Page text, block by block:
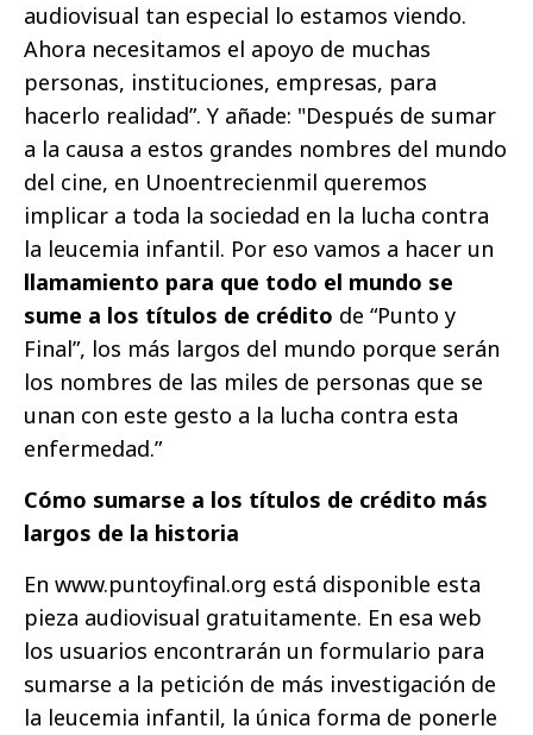
audiovisual tan especial lo estamos viendo.
Ahora necesitamos el apoyo de muchas
personas, instituciones, empresas, para
hacerlo realidad”. Y añade: "Después de sumar
a la causa a estos grandes nombres del mundo
del cine, en Unoentrecienmil queremos
implicar a toda la sociedad en la lucha contra
la leucemia infantil. Por eso vamos a hacer un
llamamiento para que todo el mundo se
sume a los títulos de crédito de “Punto y
Final”, los más largos del mundo porque serán
los nombres de las miles de personas que se
unan con este gesto a la lucha contra esta
enfermedad.”
Cómo sumarse a los títulos de crédito más
largos de la historia
En www.puntoyfinal.org está disponible esta
pieza audiovisual gratuitamente. En esa web
los usuarios encontrarán un formulario para
sumarse a la petición de más investigación de
la leucemia infantil, la única forma de ponerle